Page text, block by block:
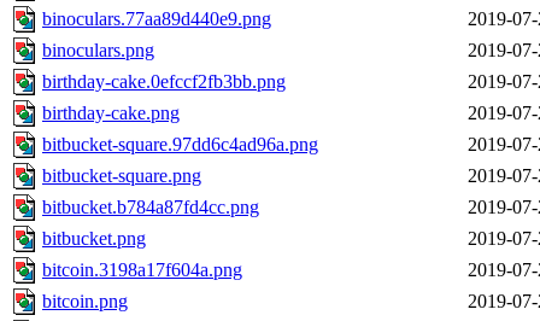
binoculars.77aa89d440e9.png
2019-
binoculars.png
2019-
birthday-cake.0efccf2fb3bb.png
2019-
birthday-cake.png
2019-
bitbucket-square.97dd6c4ad96a.png
2019-
bitbucket-square.png
2019-
bitbucket.b784a87fd4cc.png
2019-
bitbucket.png
2019-
bitcoin.3198a17f604a.png
2019-
bitcoin.png
2019-